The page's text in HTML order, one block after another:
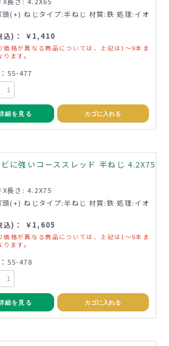
頭(+) ねじタイプ:半ねじ 材質:鉄 処理:イオ
込)： ￥1,410
格が異なる商品については、上記は1～9本ま
ます。
55-477
細を見る カゴに入れる
に強いコーススレッド 半ねじ 4.2X75
X長さ: 4.2X75
頭(+) ねじタイプ:半ねじ 材質:鉄 処理:イオ
込)： ￥1,605
格が異なる商品については、上記は1～9本ま
ます。
55-478
細を見る カゴに入れる